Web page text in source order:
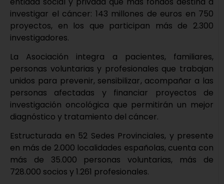
investigar el cáncer: 143 millones de euros en 750
proyectos, en los que participan más de 2.300
investigadores.
La Asociación integra a pacientes, familiares,
personas voluntarias y profesionales que trabajan
unidos para prevenir, sensibilizar, acompañar a las
personas afectadas y financiar proyectos de
investigación oncológica que permitirán un mejor
diagnóstico y tratamiento del cáncer.
Estructurada en 52 Sedes Provinciales, y presente
en más de 2.000 localidades españolas, cuenta con
más de 35.000 personas voluntarias, más de
728.000 socios y 1.261 profesionales.